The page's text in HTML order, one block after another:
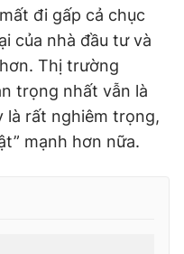
đi gấp cả chục
của nhà đầu tư và
Thị trường
trọng nhất vẫn là
là rất nghiêm trọng,
mạnh hơn nữa.